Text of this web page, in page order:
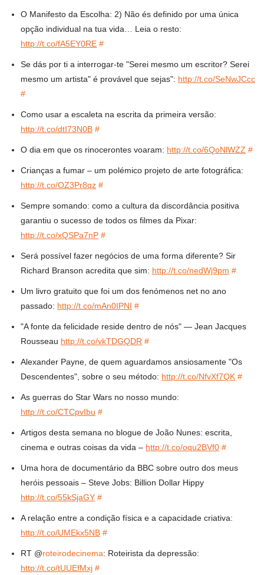
O Manifesto da Escolha: 2) Não és definido por uma única
opção individual na tua vida… Leia o resto:
http://t.co/fA5EY0RE #
Se dás por ti a interrogar-te "Serei mesmo um escritor? Serei
mesmo um artista" é provável que sejas": http://t.co/SeNwJCcc
#
Como usar a escaleta na escrita da primeira versão:
http://t.co/dtI73N0B #
O dia em que os rinocerontes voaram: http://t.co/6QoNlWZZ #
Crianças a fumar – um polémico projeto de arte fotográfica:
http://t.co/OZ3Pr8qz #
Sempre somando: como a cultura da discordância positiva
garantiu o sucesso de todos os filmes da Pixar:
http://t.co/xQSPa7nP #
Será possível fazer negócios de uma forma diferente? Sir
Richard Branson acredita que sim: http://t.co/nedWj9pm #
Um livro gratuito que foi um dos fenómenos net no ano
passado: http://t.co/mAn0IPNI #
"A fonte da felicidade reside dentro de nós" — Jean Jacques
Rousseau http://t.co/vkTDGQDR #
Alexander Payne, de quem aguardamos ansiosamente "Os
Descendentes", sobre o seu método: http://t.co/NfvXf7QK #
As guerras do Star Wars no nosso mundo:
http://t.co/CTCpvIbu #
Artigos desta semana no blogue de João Nunes: escrita,
cinema e outras coisas da vida – http://t.co/oqu2BVf0 #
Uma hora de documentário da BBC sobre outro dos meus
heróis pessoais – Steve Jobs: Billion Dollar Hippy
http://t.co/55kSjaGY #
A relação entre a condição física e a capacidade criativa:
http://t.co/UMEkx5NB #
RT @roteirodecinema: Roteirista da depressão:
http://t.co/tUUEfMxj #